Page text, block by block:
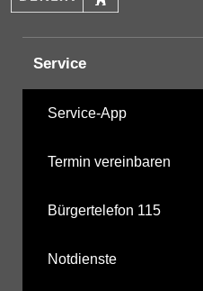
Service
Service-App
Termin vereinbaren
Bürgertelefon 115
Notdienste